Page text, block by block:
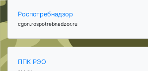
Роспотребнадзор
cgon.rospotrebnadzor.ru
ППК РЭО